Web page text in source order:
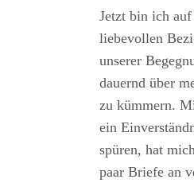
Jetzt bin ich
liebevollen
unserer
dauernd über
zu kümmern.
ein
spüren, hat
paar Briefe an